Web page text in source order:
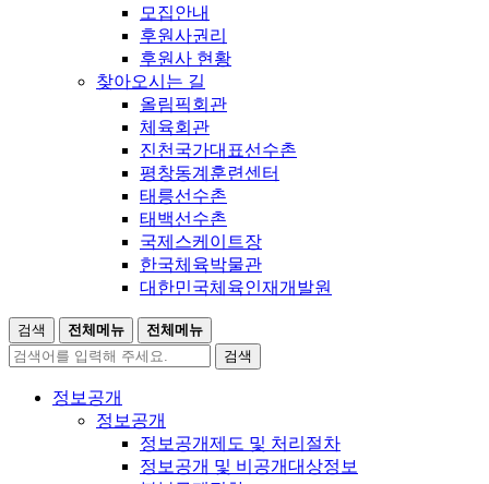
모집안내
후원사권리
후원사 현황
찾아오시는 길
올림픽회관
체육회관
진천국가대표선수촌
평창동계훈련센터
태릉선수촌
태백선수촌
국제스케이트장
한국체육박물관
대한민국체육인재개발원
검색 전체메뉴
전체메뉴
검색
정보공개
정보공개
정보공개제도 및 처리절차
정보공개 및 비공개대상정보